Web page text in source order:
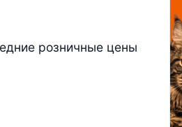
розничные цены